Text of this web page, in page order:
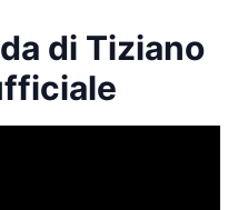
di Tiziano